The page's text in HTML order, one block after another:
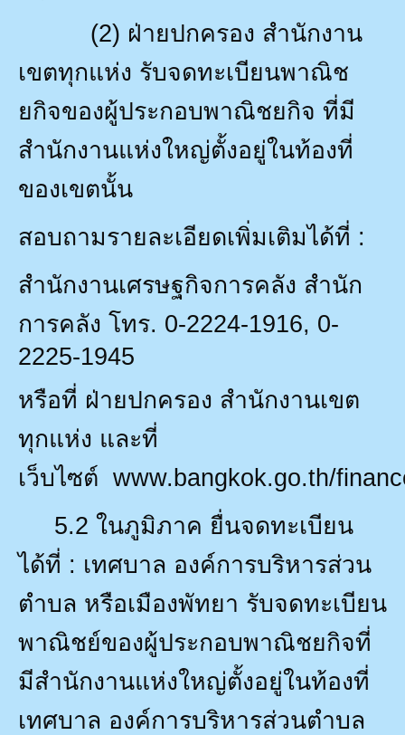
(2) ฝ่ายปกครอง สำนักงาน
เขตทุกแห่ง รับจดทะเบียนพาณิช
ยกิจของผู้ประกอบพาณิชยกิจ ที่มี
สำนักงานแห่งใหญ่ตั้งอยู่ในท้องที่
ของเขตนั้น
สอบถามรายละเอียดเพิ่มเติมได้ที่ :
สำนักงานเศรษฐกิจการคลัง สำนัก
การคลัง โทร. 0-2224-1916, 0-
2225-1945
หรือที่ ฝ่ายปกครอง สำนักงานเขต
ทุกแห่ง และที่
เว็บไซต์ www.bangkok.go.th/
5.2 ในภูมิภาค ยื่นจดทะเบียน
ได้ที่ : เทศบาล องค์การบริหารส่วน
ตำบล หรือเมืองพัทยา รับจดทะเบียน
พาณิชย์ของผู้ประกอบพาณิชยกิจที่
มีสำนักงานแห่งใหญ่ตั้งอยู่ในท้องที่
เทศบาล องค์การบริหารส่วนตำบล